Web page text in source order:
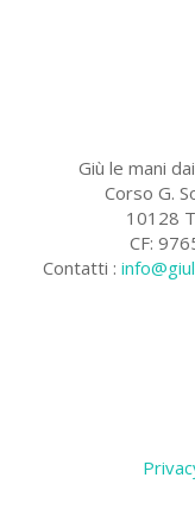
Giù le mani
Corso G.
10128
CF:
Contatti :